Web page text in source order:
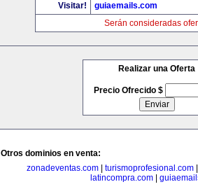
Visitar!
guiaemails.com
Serán consideradas
Realizar una Oferta
Precio Ofrecido $
Otros dominios en venta:
zonadeventas.com| turismoprofesional.com
latincompra.com|